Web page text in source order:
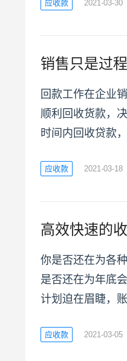
应收款 2021-03-30
销售只是过
回款工作在企业
顺利回收货款，
时间内回收贷款
应收款 2021-03-18
高效快速的
你是否还在为各
是否还在为年底
计划迫在眉睫，
应收款 2021-03-05